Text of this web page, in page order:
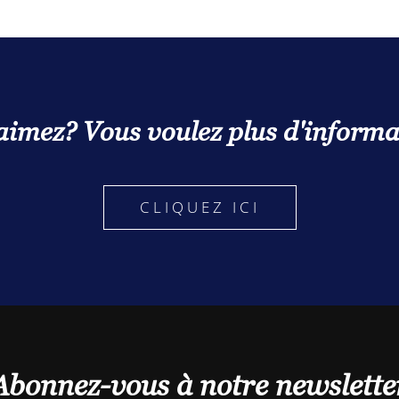
Vous voulez plus
CLIQUEZ ICI
vous à notre